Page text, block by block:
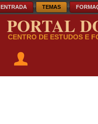
ENTRADA TEMAS
PORTAL
CENTRO DE ESTUDOS E